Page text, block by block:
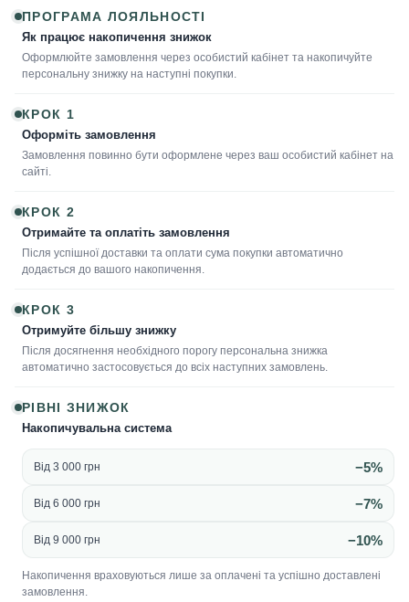
ПРОГРАМА ЛОЯЛЬНОСТІ
Як працює накопичення знижок
Оформлюйте замовлення через особистий кабінет та накопичуйте
персональну знижку на наступні покупки.
КРОК 1
Оформіть замовлення
Замовлення повинно бути оформлене через ваш особистий кабінет на
сайті.
КРОК 2
Отримайте та оплатіть замовлення
Після успішної доставки та оплати сума покупки автоматично
додається до вашого накопичення.
КРОК 3
Отримуйте більшу знижку
Після досягнення необхідного порогу персональна знижка
автоматично застосовується до всіх наступних замовлень.
РІВНІ ЗНИЖОК
Накопичувальна система
Від 3 000 грн −5%
Від 6 000 грн −7%
Від 9 000 грн −10%
Накопичення враховуються лише за оплачені та успішно доставлені
замовлення.